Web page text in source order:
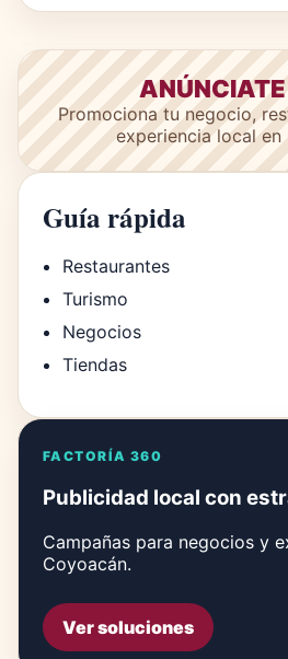
Promociona tu negocio,
experiencia local en
Guía rápida
Restaurantes
Turismo
Negocios
Tiendas
FACTORÍA 360
Publicidad local con
Campañas para negocios y
Coyoacán.
Ver soluciones